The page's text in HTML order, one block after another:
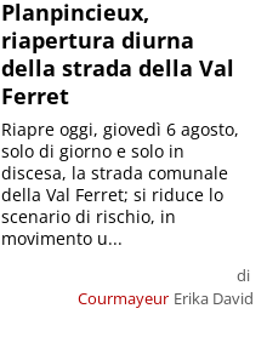
Planpincieux,
riapertura diurna
della strada della Val
Ferret
Courmayeur
di
Erika David
Riapre oggi, giovedì 6 agosto,
solo di giorno e solo in
discesa, la strada comunale
della Val Ferret; si riduce lo
scenario di rischio, in
movimento u...